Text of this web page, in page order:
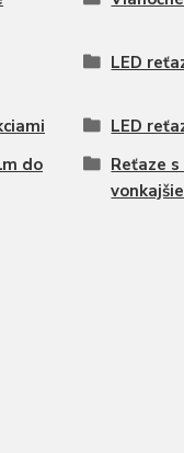
LED
LED
do
Reťaze
vonkajšie